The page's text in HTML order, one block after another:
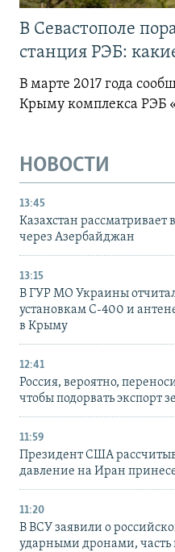
В Севастополе
станция РЭБ:
В марте 2017 года
Крыму комплекса РЭБ
НОВОСТИ
13:45
Казахстан рассматривает
через Азербайджан
13:15
В ГУР МО Украины
установкам С-400 и
в Крыму
12:41
Россия, вероятно,
чтобы подорвать экспорт
11:59
Президент США
давление на Иран
11:20
В ВСУ заявили о
ударными дронами, часть